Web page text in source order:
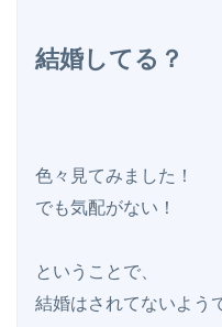
結婚してる？
色々見てみました！
でも気配がない！
ということで、
結婚はされてないよう